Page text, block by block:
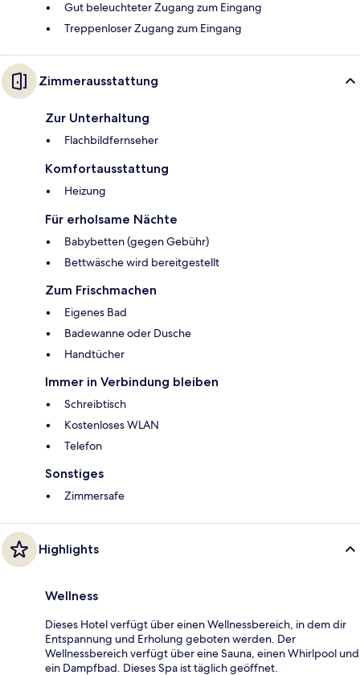
Gut beleuchteter Zugang zum Eingang
Treppenloser Zugang zum Eingang
Zimmerausstattung
Zur Unterhaltung
Flachbildfernseher
Komfortausstattung
Heizung
Für erholsame Nächte
Babybetten (gegen Gebühr)
Bettwäsche wird bereitgestellt
Zum Frischmachen
Eigenes Bad
Badewanne oder Dusche
Handtücher
Immer in Verbindung bleiben
Schreibtisch
Kostenloses WLAN
Telefon
Sonstiges
Zimmersafe
Highlights
Wellness
Dieses Hotel verfügt über einen Wellnessbereich, in dem dir
Entspannung und Erholung geboten werden. Der
Wellnessbereich verfügt über eine Sauna, einen Whirlpool und
ein Dampfbad. Dieses Spa ist täglich geöffnet.